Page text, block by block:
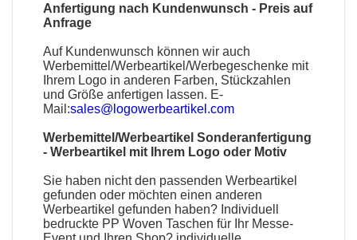
Anfertigung nach Kundenwunsch - Preis auf
Anfrage
Auf Kundenwunsch können wir auch
Werbemittel/Werbeartikel/Werbegeschenke mit
Ihrem Logo in anderen Farben, Stückzahlen
und Größe anfertigen lassen. E-
Mail:sales@logowerbeartikel.com
Werbemittel/Werbeartikel Sonderanfertigung
-Werbeartikel mit Ihrem Logo oder Motiv
Sie haben nicht den passendenWerbeartikel
gefunden oder möchten einen anderen
Werbeartikel gefunden haben? Individuell
bedruckte PP Woven Taschen für Ihr Messe-